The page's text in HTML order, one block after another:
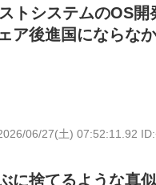
トシステムのOS
ア後進国にならな
06/27(土) 07:52:11.92
に捨てるような真